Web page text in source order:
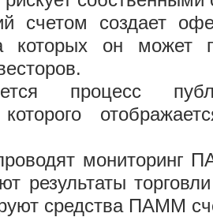
счетом создает
которых он может
процесс
которого
мониторинг
результаты
средства ПАММ